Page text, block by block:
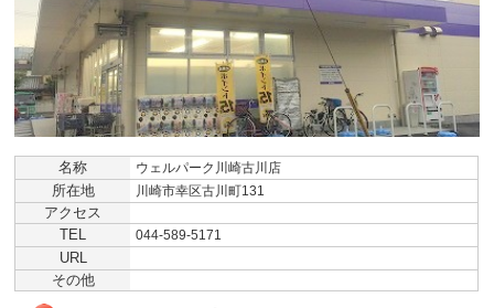
名称 ウェルパーク川崎古川店
所在地 川崎市幸区古川町131
アクセス
TEL
044-589-5171
URL
その他